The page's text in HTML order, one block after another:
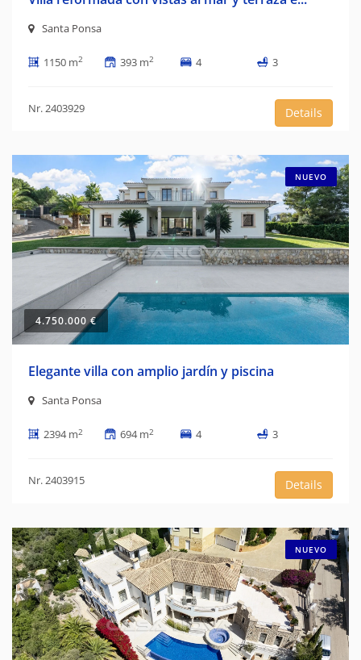
Santa Ponsa
1150 m2 393 m2 4 3
Nr. 2403929 Details
NUEVO
4.750.000 €
Elegante villa con amplio jardín y piscina
Santa Ponsa
2394 m2 694 m2 4 3
Nr. 2403915 Details
NUEVO